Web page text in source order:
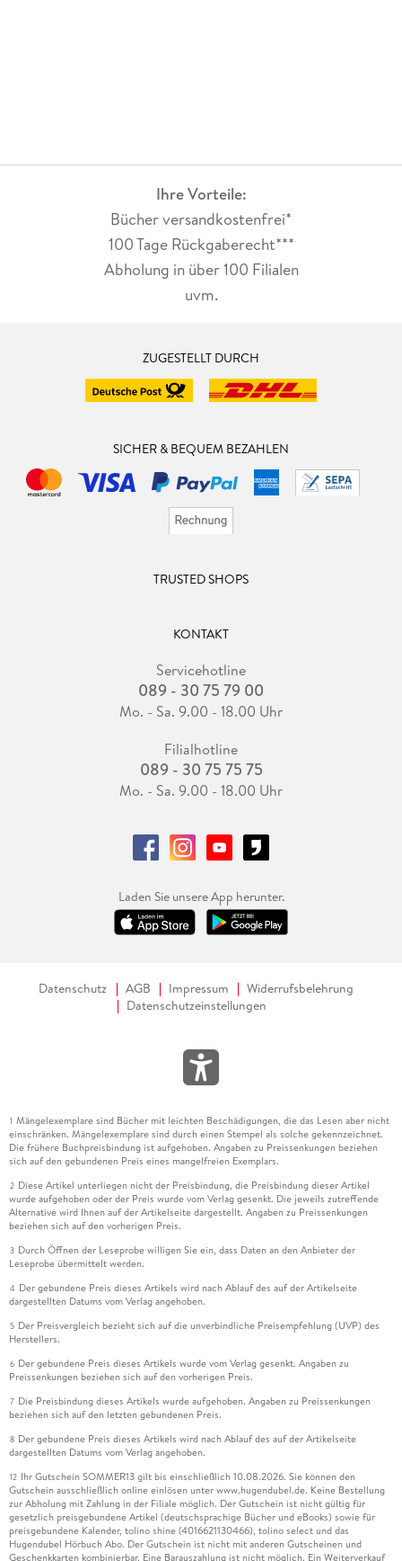
Ihre Vorteile:
Bücher versandkostenfrei*
100 Tage Rückgaberecht***
Abholung in über 100 Filialen
uvm.
ZUGESTELLT DURCH
SICHER & BEQUEM BEZAHLEN
TRUSTED SHOPS
KONTAKT
Servicehotline
089 - 30 75 79 00
Mo. - Sa. 9.00 - 18.00 Uhr
Filialhotline
089 - 30 75 75 75
Mo. - Sa. 9.00 - 18.00 Uhr
Laden Sie unsere App herunter.
Datenschutz AGB Impressum
Widerrufsbelehrung
Datenschutzeinstellungen
1 Mängelexemplare sind Bücher mit leichten Beschädigungen, die das Lesen aber nicht
einschränken. Mängelexemplare sind durch einen Stempel als solche gekennzeichnet.
Die frühere Buchpreisbindung ist aufgehoben. Angaben zu Preissenkungen beziehen
sich auf den gebundenen Preis eines mangelfreien Exemplars.
2 Diese Artikel unterliegen nicht der Preisbindung, die Preisbindung dieser Artikel
wurde aufgehoben oder der Preis wurde vom Verlag gesenkt. Die jeweils zutreffende
Alternative wird Ihnen auf der Artikelseite dargestellt. Angaben zu Preissenkungen
beziehen sich auf den vorherigen Preis.
3 Durch Öffnen der Leseprobe willigen Sie ein, dass Daten an den Anbieter der
Leseprobe übermittelt werden.
4 Der gebundene Preis dieses Artikels wird nach Ablauf des auf der Artikelseite
dargestellten Datums vom Verlag angehoben.
5 Der Preisvergleich bezieht sich auf die unverbindliche Preisempfehlung (UVP) des
Herstellers.
6 Der gebundene Preis dieses Artikels wurde vom Verlag gesenkt. Angaben zu
Preissenkungen beziehen sich auf den vorherigen Preis.
7 Die Preisbindung dieses Artikels wurde aufgehoben. Angaben zu Preissenkungen
beziehen sich auf den letzten gebundenen Preis.
8 Der gebundene Preis dieses Artikels wird nach Ablauf des auf der Artikelseite
dargestellten Datums vom Verlag angehoben.
12 Ihr Gutschein SOMMER13 gilt bis einschließlich 10.08.2026. Sie können den
Gutschein ausschließlich online einlösen unter www.hugendubel.de. Keine Bestellung
zur Abholung mit Zahlung in der Filiale möglich. Der Gutschein ist nicht gültig für
gesetzlich preisgebundene Artikel (deutschsprachige Bücher und eBooks) sowie für
preisgebundene Kalender, tolino shine (4016621130466), tolino select und das
Hugendubel Hörbuch Abo. Der Gutschein ist nicht mit anderen Gutscheinen und
Geschenkkarten kombinierbar. Eine Barauszahlung ist nicht möglich. Ein Weiterverkauf